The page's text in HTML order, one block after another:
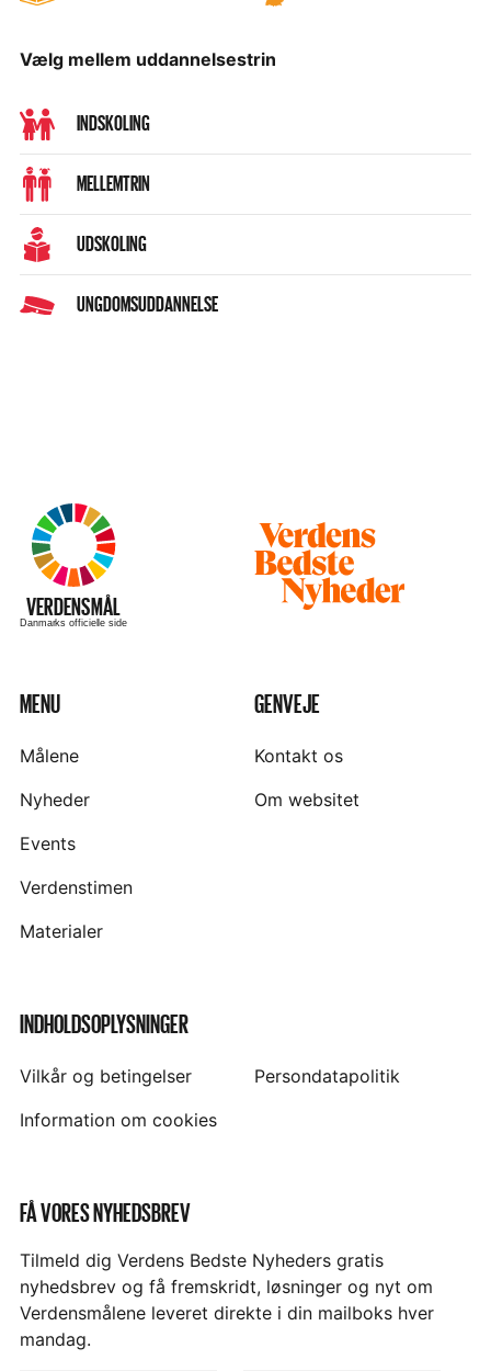
Vælg mellem uddannelsestrin
INDSKOLING
MELLEMTRIN
UDSKOLING
UNGDOMSUDDANNELSE
VERDENSMÅL
–
Danmarks officielle side
Besøg
hjemmesiden
MENU
Målene
Nyheder
Events
Verdenstimen
Materialer
GENVEJE
Kontakt os
Om websitet
INDHOLDSOPLYSNINGER
Vilkår og betingelser
Persondatapolitik
Information om cookies
FÅ VORES NYHEDSBREV
Tilmeld dig Verdens Bedste Nyheders gratis
nyhedsbrev og få fremskridt, løsninger og nyt om
Verdensmålene leveret direkte i din mailboks hver
mandag.